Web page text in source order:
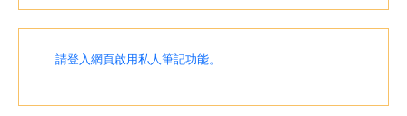
請登入網頁啟用私人筆記功能。